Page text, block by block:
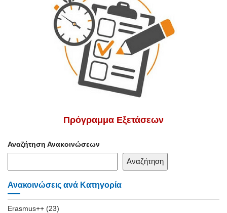
Πρόγραμμα Εξετάσεων
Αναζήτηση Ανακοινώσεων
Αναζήτηση
Ανακοινώσεις ανά Κατηγορία
Erasmus++ (23)